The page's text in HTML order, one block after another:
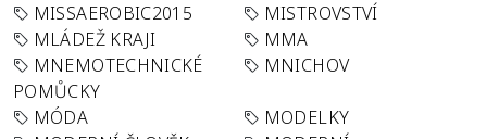
MISSAEROBIC2015
MISTROVSTVÍ
MLÁDEŽ KRAJI
MMA
MNEMOTECHNICKÉ
POMŮCKY
MNICHOV
MÓDA
MODELKY